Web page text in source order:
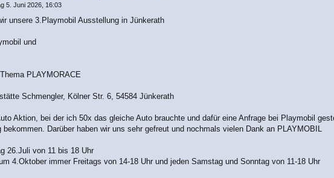
5. Juni 2026, 16:03
unsere 3.Playmobil Ausstellung in Jünkerath
und
PLAYMORACE
Schmengler, Kölner Str. 6, 54584 Jünkerath
Aktion, bei der ich 50x das gleiche Auto brauchte und dafür eine Anfrage bei Playmobil
Darüber haben wir uns sehr gefreut und nochmals vielen Dank an PLAYMOBIL
26.Juli von 11 bis 18 Uhr
4.Oktober immer Freitags von 14-18 Uhr und jeden Samstag und Sonntag von 11-18 Uhr